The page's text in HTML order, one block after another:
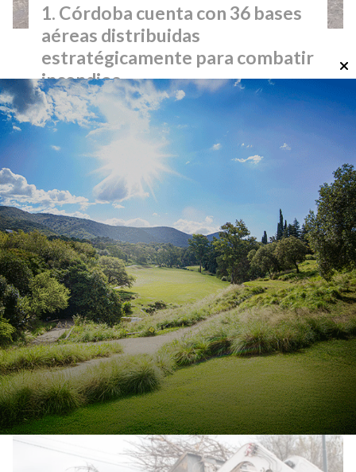
Córdoba cuenta con 36 bases
aéreas distribuidas
estratégicamente para combatir
incendios
Bell Ville: implementan
“Electro Vuelta”, prueba piloto
para recuperar residuos
electrónicos